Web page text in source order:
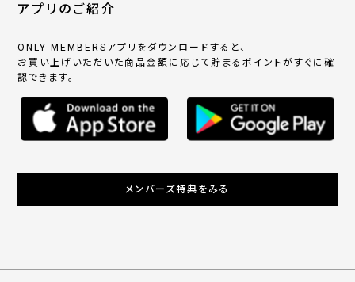
アプリのご紹介
ONLY MEMBERSアプリをダウンロードすると、
お買い上げいただいた商品金額に応じて貯まるポイントがすぐに確
認できます。
メンバーズ特典をみる